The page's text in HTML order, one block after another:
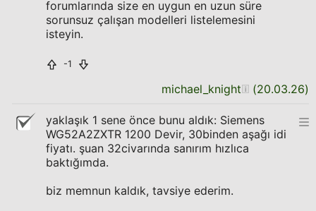
forumlarında size en uygun en uzun süre
sorunsuz çalışan modelleri listelemesini
isteyin.
-1
michael_knight (20.03.26)
yaklaşık 1 sene önce bunu aldık: Siemens
WG52A2ZXTR 1200 Devir, 30binden aşağı idi
fiyatı. şuan 32civarında sanırım hızlıca
baktığımda.
biz memnun kaldık, tavsiye ederim.